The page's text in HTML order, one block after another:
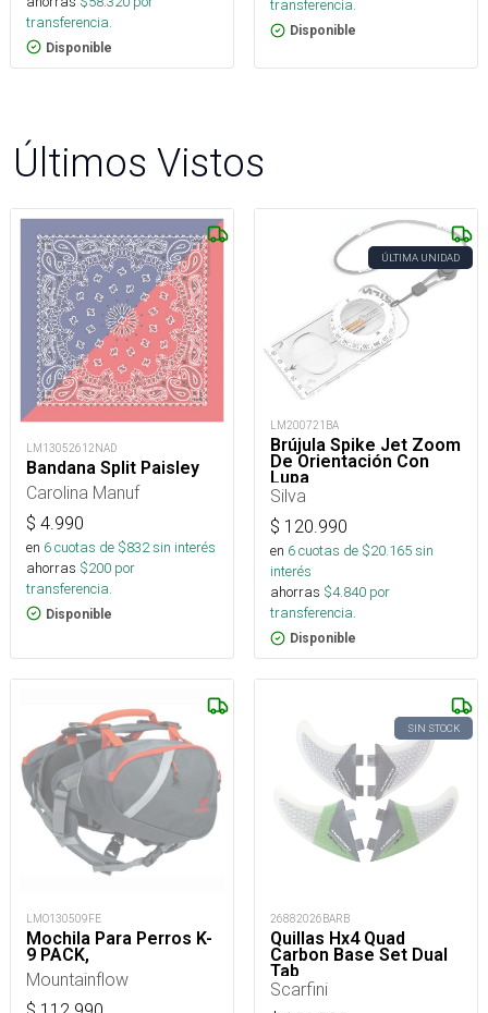
transferencia.
Disponible
transferencia.
Disponible
Últimos Vistos
LM13052612NAD
Bandana Split Paisley
Carolina Manuf
$ 4.990
en 6cuotas de $832sin interés
ahorras $200 por
transferencia.
Disponible
ÚLTIMA UNIDAD
LM200721BA
Brújula Spike Jet Zoom
De Orientación Con
Lupa
Silva
$ 120.990
en 6cuotas de $20.165sin
interés
ahorras $4.840 por
transferencia.
Disponible
LMO130509FE
Mochila Para Perros K-
9 PACK,
Mountainflow
SIN STOCK
26882026BARB
Quillas Hx4 Quad
Carbon Base Set Dual
Tab
Scarfini